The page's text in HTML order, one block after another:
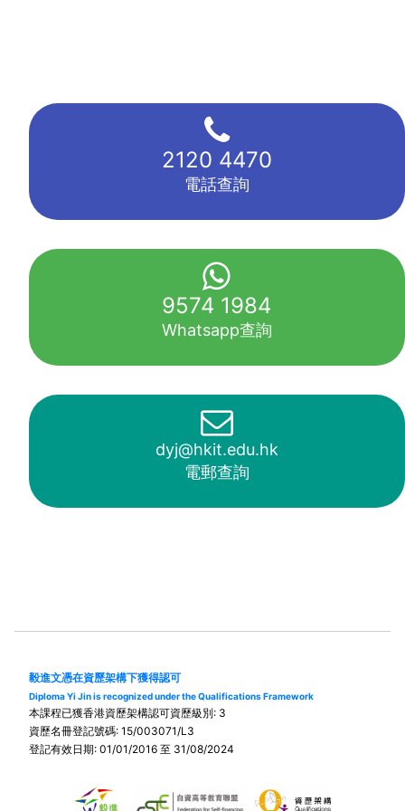
2120 4470
電話查詢
9574 1984
Whatsapp查詢
dyj@hkit.edu.hk
電郵查詢
毅進文憑在資歷架構下獲得認可
Diploma Yi Jin is recognized under the Qualifications Framework
本課程已獲香港資歷架構認可資歷級別: 3
資歷名冊登記號碼: 15/003071/L3
登記有效日期: 01/01/2016 至 31/08/2024